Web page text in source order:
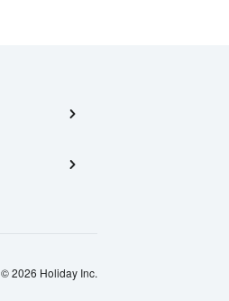
© 2026 Holiday Inc.